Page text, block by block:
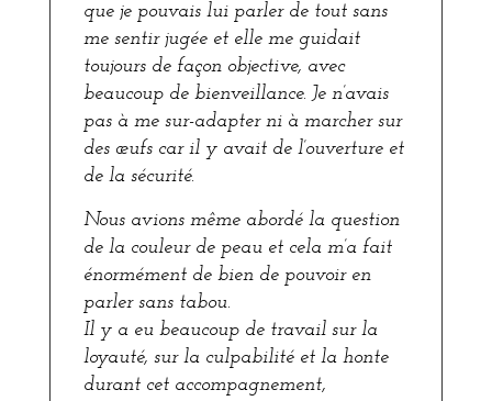
que je pouvais lui parler de tout sans
me sentir jugée et elle me guidait
toujours de façon objective, avec
beaucoup de bienveillance. Je n’avais
pas à me sur-adapter ni à marcher sur
des œufs car il y avait de l’ouverture et
de la sécurité.
Nous avions même abordé la question
de la couleur de peau et cela m’a fait
énormément de bien de pouvoir en
parler sans tabou.
Il y a eu beaucoup de travail sur la
loyauté, sur la culpabilité et la honte
durant cet accompagnement,